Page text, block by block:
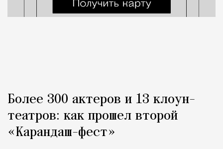
Более 300 актеров и 13 клоун-
театров: как прошел второй
«Карандаш-фест»